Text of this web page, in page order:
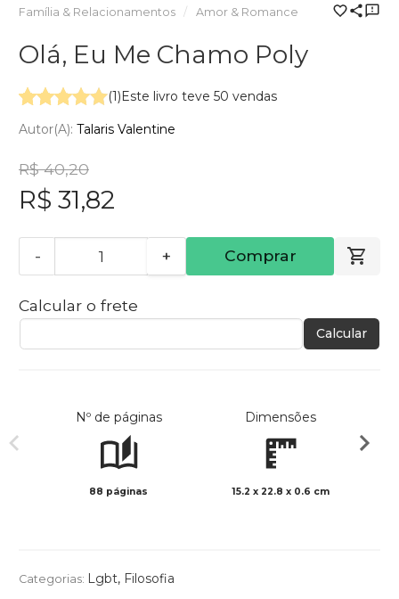
Família & Relacionamentos Amor & Romance
Olá, Eu Me Chamo Poly
(1)Este livro teve 50 vendas
Autor(a): Talaris Valentine
R$ 40,20
R$ 31,82
- + Comprar
Calcular o frete
Calcular
Nº de páginas
88 páginas
Dimensões
15.2 x 22.8 x 0.6 cm
Categorias: Lgbt, Filosofia